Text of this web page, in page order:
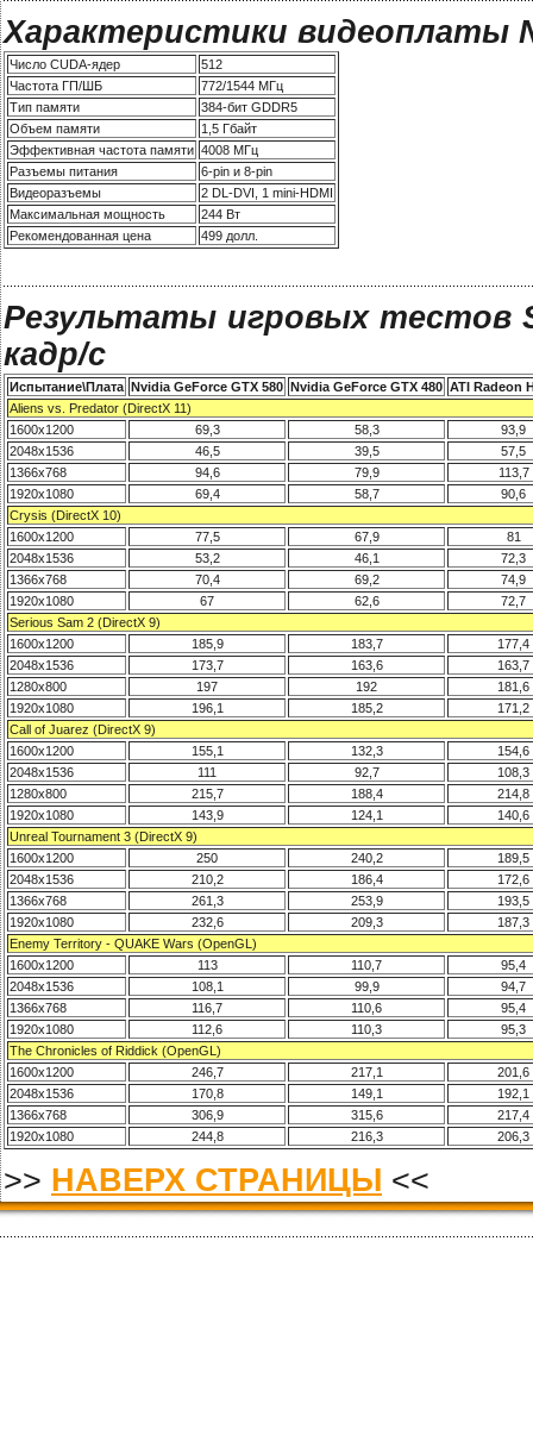
Характеристики видеоплаты
Число CUDA-ядер
512
Частота ГП/ШБ
772/1544 МГц
Тип памяти
384-бит GDDR5
Объем памяти
1,5 Гбайт
Эффективная частота памяти 4008 МГц
Разъемы питания
6-pin и 8-pin
Видеоразъемы
2 DL-DVI, 1 mini-HDMI
Максимальная мощность
244 Вт
Рекомендованная цена
499 долл.
Результаты игровых тестов
кадр/с
Испытание\Плата Nvidia GeForce GTX 580 Nvidia GeForce GTX 480 ATI Radeon
Aliens vs. Predator (DirectX 11)
1600x1200
69,3 58,3
93,9
2048x1536
46,5 39,5
57,5
1366x768
94,6 79,9
113,7
1920x1080
69,4 58,7
90,6
Crysis (DirectX 10)
1600x1200
77,5 67,9
81
2048x1536
53,2 46,1
72,3
1366x768
70,4 69,2
74,9
1920x1080
67 62,6
72,7
Serious Sam 2 (DirectX 9)
1600x1200
185,9 183,7
177,4
2048x1536
173,7 163,6
163,7
1280x800
197 192
181,6
1920x1080
196,1 185,2
171,2
Call of Juarez (DirectX 9)
1600x1200
155,1 132,3
154,6
2048x1536
111 92,7
108,3
1280x800
215,7 188,4
214,8
1920x1080
143,9 124,1
140,6
Unreal Tournament 3 (DirectX 9)
1600x1200
250 240,2
189,5
2048x1536
210,2 186,4
172,6
1366x768
261,3 253,9
193,5
1920x1080
232,6 209,3
187,3
Enemy Territory - QUAKE Wars (OpenGL)
1600x1200
113 110,7
95,4
2048x1536
108,1 99,9
94,7
1366x768
116,7 110,6
95,4
1920x1080
112,6 110,3
95,3
The Chronicles of Riddick (OpenGL)
1600x1200
246,7 217,1
201,6
2048x1536
170,8 149,1
192,1
1366x768
306,9 315,6
217,4
1920x1080
244,8 216,3 206,3
>> НАВЕРХ СТРАНИЦЫ <<